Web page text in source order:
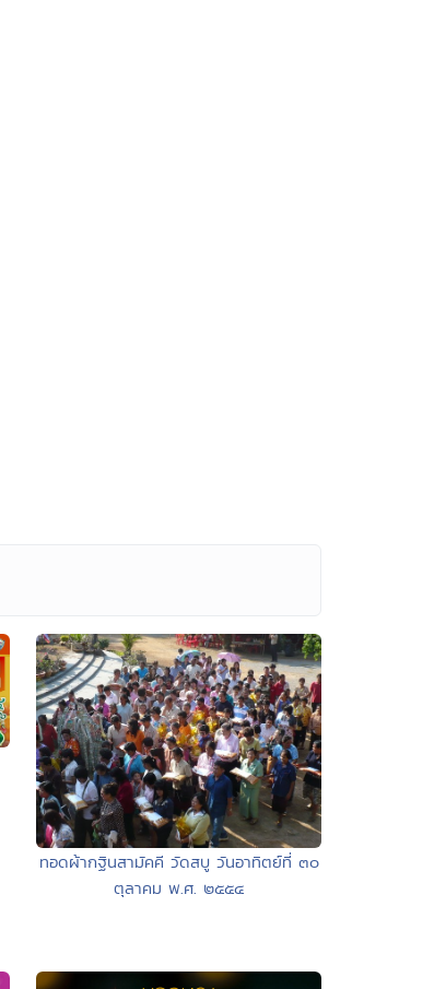
ทอดผ้ากฐินสามัคคี วัดสบู วันอาทิตย์ที่ ๓๐
ตุลาคม พ.ศ. ๒๕๕๔